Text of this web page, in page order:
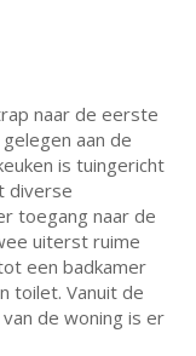
naar de eerste
aan de
is tuingericht
diverse
toegang naar de
uiterst ruime
een badkamer
toilet. Vanuit de
de woning is er